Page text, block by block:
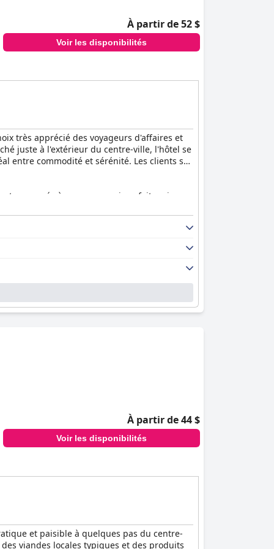
besoins professionnels et de loisirs. Le
routes principales, un stationnement
les attentions particulières, comme
À partir de 52 $
Voir les disponibilités
très apprécié des voyageurs d'affaires et
juste à l'extérieur du centre-ville, l'hôtel se
entre commodité et sérénité. Les clients se
comparés à un repas copieux fait maison.
et les plats traditionnels bosniaques
améliorent encore l'expérience du petit-
L'hôtel est impeccablement entretenu,
aux installations et aux services de
leur mobilier moderne et leur confort. De
séjour reposant. Des équipements
L'équipe anglophone améliore le confort
est un point culminant récurrent.
rester connectés sans effort, que ce soit
gratuit, sont saluées pour la sécurité,
termes d'espace et de confort. Bien que
soucieux de leur budget.
À partir de 44 $
Voir les disponibilités
et paisible à quelques pas du centre-
viandes locales typiques et des produits